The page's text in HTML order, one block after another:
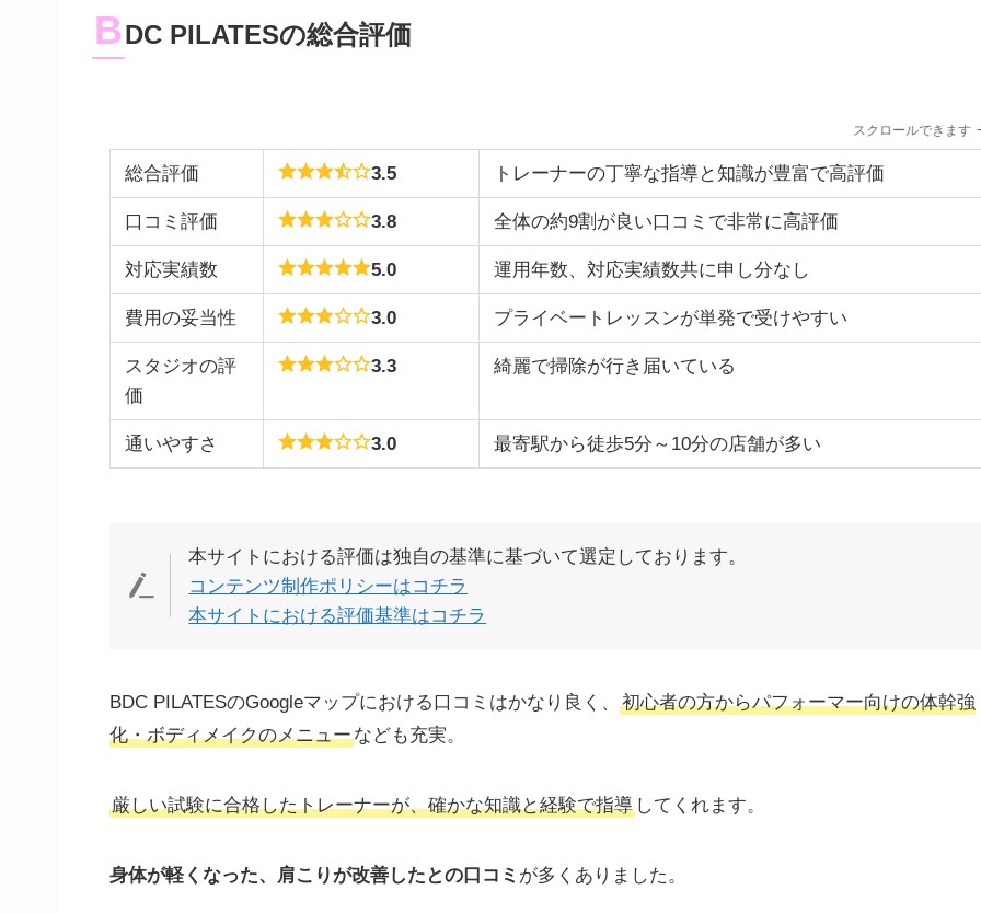
BDC PILATESの総合評価
スクロールできます
総合評価 3.5 トレーナーの丁寧な指導と知識が豊富で高評価
口コミ評価 3.8 全体の約9割が良い口コミで非常に高評価
対応実績数 5.0 運用年数、対応実績数共に申し分なし
費用の妥当性 3.0 プライベートレッスンが単発で受けやすい
スタジオの評
価
3.3 綺麗で掃除が行き届いている
通いやすさ 3.0 最寄駅から徒歩5分～10分の店舗が多い
本サイトにおける評価は独自の基準に基づいて選定しております。
コンテンツ制作ポリシーはコチラ
本サイトにおける評価基準はコチラ
BDC PILATESのGoogleマップにおける口コミはかなり良く、
初心者の方からパフォーマー向けの体幹強
化・ボディメイクのメニューなども充実。
厳しい試験に合格したトレーナーが、確かな知識と経験で指導 してくれます。
身体が軽くなった、肩こりが改善したとの口コミ が多くありました。